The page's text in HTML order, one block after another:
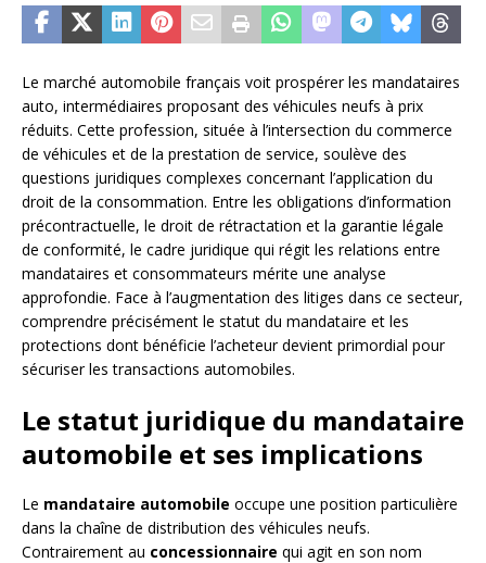
Le marché automobile français voit prospérer les mandataires
auto, intermédiaires proposant des véhicules neufs à prix
réduits. Cette profession, située à l’intersection du commerce
de véhicules et de la prestation de service, soulève des
questions juridiques complexes concernant l’application du
droit de la consommation. Entre les obligations d’information
précontractuelle, le droit de rétractation et la garantie légale
de conformité, le cadre juridique qui régit les relations entre
mandataires et consommateurs mérite une analyse
approfondie. Face à l’augmentation des litiges dans ce secteur,
comprendre précisément le statut du mandataire et les
protections dont bénéficie l’acheteur devient primordial pour
sécuriser les transactions automobiles.
Le statut juridique du mandataire
automobile et ses implications
Le mandataire automobile occupe une position particulière
dans la chaîne de distribution des véhicules neufs.
Contrairement au concessionnaire qui agit en son nom